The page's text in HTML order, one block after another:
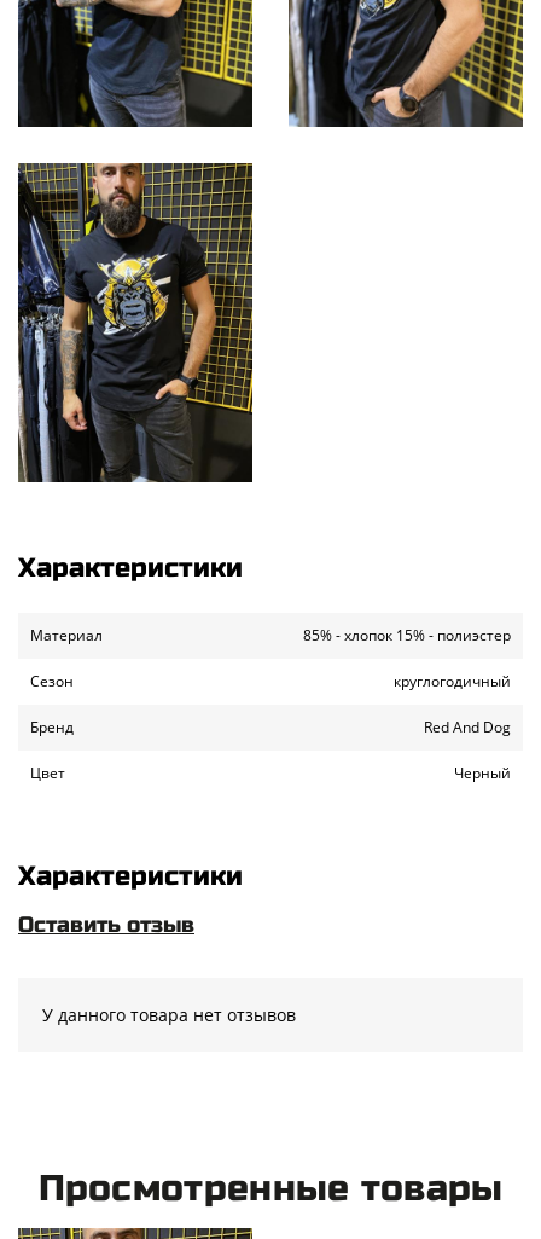
Характеристики
Материал 85% - хлопок 15% - полиэстер
Сезон круглогодичный
Бренд Red And Dog
Цвет Черный
Характеристики
Оставить отзыв
У данного товара нет отзывов
Просмотренные товары